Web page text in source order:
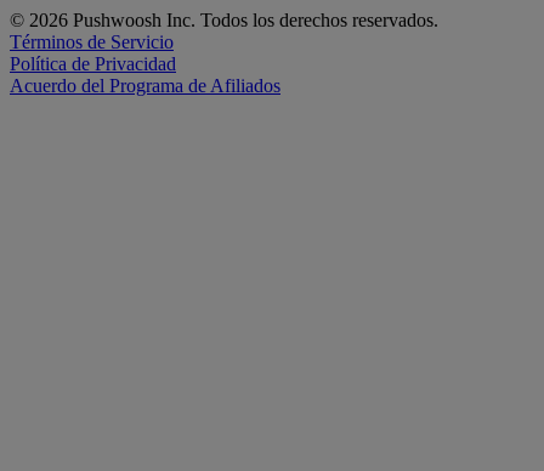
© 2026 Pushwoosh Inc. Todos los derechos reservados.
Términos de Servicio
Política de Privacidad
Acuerdo del Programa de Afiliados